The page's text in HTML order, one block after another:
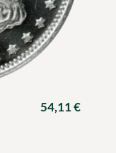
54,11€